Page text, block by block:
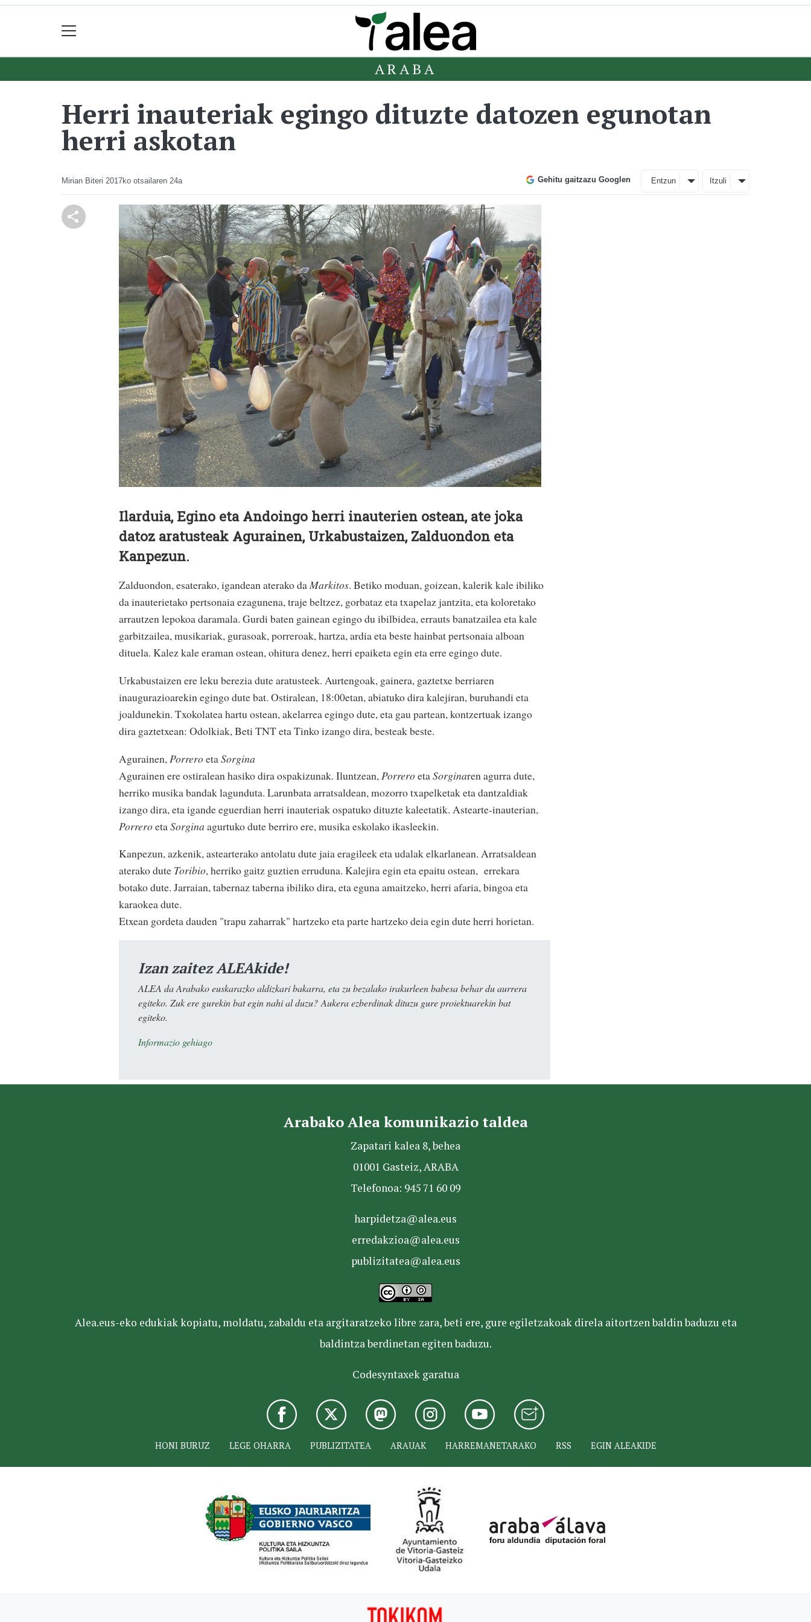
ARABA
Herri inauteriak egingo dituzte datozen egunotan
herri askotan
Mirian Biteri 2017ko otsailaren 24a Gehitu gaitzazu Googlen Entzun Itzuli
Ilarduia, Egino eta Andoingo herri inauterien ostean, ate joka
datoz aratusteak Agurainen, Urkabustaizen, Zalduondon eta
Kanpezun.
Zalduondon, esaterako, igandean aterako daMarkitos. Betiko moduan, goizean, kalerik kale ibiliko
da inauterietako pertsonaia ezagunena, traje beltzez, gorbataz eta txapelaz jantzita, eta koloretako
arrautzen lepokoa daramala. Gurdi baten gainean egingo du ibilbidea, errauts banatzailea eta kale
garbitzailea, musikariak, gurasoak, porreroak, hartza, ardia eta beste hainbat pertsonaia alboan
dituela. Kalez kale eraman ostean, ohitura denez, herri epaiketa egin eta erre egingo dute.
Urkabustaizen ere leku berezia dute aratusteek. Aurtengoak, gainera, gaztetxe berriaren
inaugurazioarekin egingo dute bat. Ostiralean, 18:00etan, abiatuko dira kalejiran, buruhandi eta
joaldunekin. Txokolatea hartu ostean, akelarrea egingo dute, eta gau partean, kontzertuak izango
dira gaztetxean: Odolkiak, Beti TNT eta Tinko izango dira, besteak beste.
Agurainen, PorreroetaSorgina
Agurainen ere ostiralean hasiko dira ospakizunak. Iluntzean, PorreroetaSorginaren agurra dute,
herriko musika bandak lagunduta. Larunbata arratsaldean, mozorro txapelketak eta dantzaldiak
izango dira, eta igande eguerdian herri inauteriak ospatuko dituzte kaleetatik. Astearte-inauterian,
PorreroetaSorgina agurtuko dute berriro ere, musika eskolako ikasleekin.
Kanpezun, azkenik, astearterako antolatu dute jaia eragileek eta udalak elkarlanean. Arratsaldean
aterako dute Toribio, herriko gaitz guztien erruduna. Kalejira egin eta epaitu ostean, errekara
botako dute. Jarraian, tabernaz taberna ibiliko dira, eta eguna amaitzeko, herri afaria, bingoa eta
karaokea dute.
Etxean gordeta dauden "trapu zaharrak" hartzeko eta parte hartzeko deia egin dute herri horietan.
Izan zaitez ALEAkide!
ALEA da Arabako euskarazko aldizkari bakarra, eta zu bezalako irakurleen babesa behar du aurrera
egiteko. Zuk ere gurekin bat egin nahi al duzu? Aukera ezberdinak dituzu gure proiektuarekin bat
egiteko.
Informazio gehiago
Arabako Alea komunikazio taldea
Zapatari kalea 8, behea
01001 Gasteiz, ARABA
Telefonoa: 945 71 60 09
harpidetza@alea.eus
erredakzioa@alea.eus
publizitatea@alea.eus
Alea.eus-eko edukiak kopiatu, moldatu, zabaldu eta argitaratzeko libre zara, beti ere, gure egiletzakoak direla aitortzen baldin baduzu eta
baldintza berdinetan egiten baduzu.
Codesyntaxek garatua
HONI BURUZ LEGE OHARRA PUBLIZITATEA ARAUAK HARREMANETARAKO RSS EGIN ALEAKIDE